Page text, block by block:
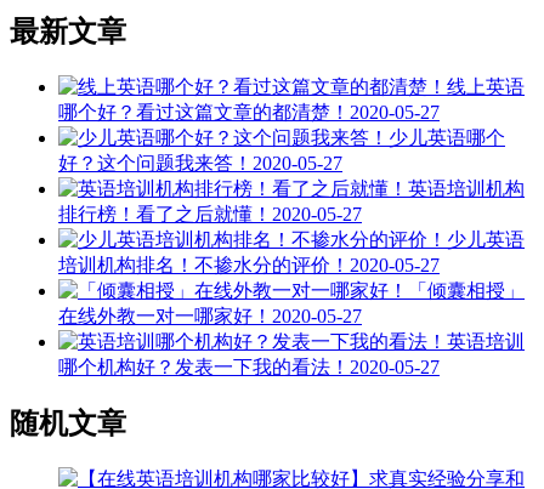
最新文章
线上英语
哪个好？看过这篇文章的都清楚！ 2020-05-27
少儿英语哪个
好？这个问题我来答！ 2020-05-27
英语培训机构
排行榜！看了之后就懂！ 2020-05-27
少儿英语
培训机构排名！不掺水分的评价！ 2020-05-27
「倾囊相授」
在线外教一对一哪家好！ 2020-05-27
英语培训
哪个机构好？发表一下我的看法！ 2020-05-27
随机文章